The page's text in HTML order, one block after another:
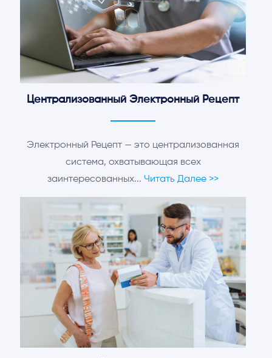
Централизованный Электронный Рецепт
Электронный Рецепт — это централизованная
система, охватывающая всех
заинтересованных... Читать Далее >>